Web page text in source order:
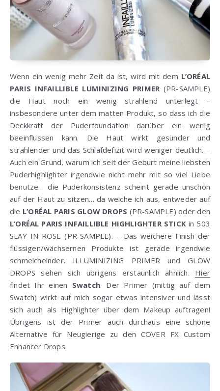
Wenn ein wenig mehr Zeit da ist, wird mit dem L’ORÉAL
PARIS INFAILLIBLE LUMINIZING PRIMER(PR-SAMPLE)
die Haut noch ein wenig strahlend unterlegt –
insbesondere unter dem matten Produkt, so dass ich die
Deckkraft der Puderfoundation darüber ein wenig
beeinflussen kann. Die Haut wirkt gesünder und
strahlender und das Schlafdefizit wird weniger deutlich. –
Auch ein Grund, warum ich seit der Geburt meine liebsten
Puderhighlighter irgendwie nicht mehr mit so viel Liebe
benutze… die Puderkonsistenz scheint gerade unschön
auf der Haut zu sitzen… da weiche ich aus, entweder auf
die L’ORÉAL PARIS GLOW DROPS (PR-SAMPLE) oder den
L’ORÉAL PARIS INFAILLIBLE HIGHLIGHTER STICKin 503
SLAY IN ROSE (PR-SAMPLE). – Das weichere Finish der
flüssigen/wächsernen Produkte ist gerade irgendwie
schmeichelnder. ILLUMINIZING PRIMER und GLOW
DROPS sehen sich übrigens erstaunlich ähnlich. Hier
findet Ihr einen Swatch. Der Primer (mittig auf dem
Swatch) wirkt auf mich sogar etwas intensiver und lässt
sich auch als Highlighter über dem Makeup auftragen!
Übrigens ist der Primer auch durchaus eine schöne
Alternative für Neugierige zu den COVER FX Custom
Enhancer Drops.